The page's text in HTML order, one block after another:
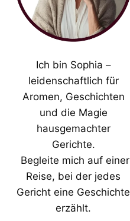
Ich bin Sophia –
leidenschaftlich für
Aromen, Geschichten
und die Magie
hausgemachter
Gerichte.
Begleite mich auf einer
Reise, bei der jedes
Gericht eine Geschichte
erzählt.